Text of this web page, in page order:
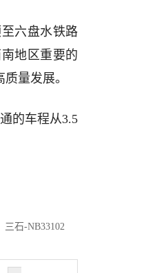
六盘水铁路
地区重要的
量发展。
的车程从3.5
三石-NB33102